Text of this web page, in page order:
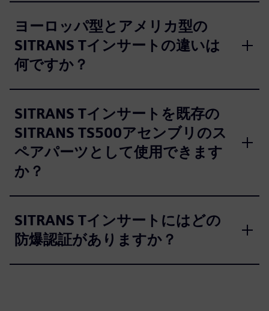
ヨーロッパ型とアメリカ型の
SITRANS Tインサートの違いは
何ですか？
SITRANS Tインサートを既存の
SITRANS TS500アセンブリのス
ペアパーツとして使用できます
か？
SITRANS Tインサートにはどの
防爆認証がありますか？